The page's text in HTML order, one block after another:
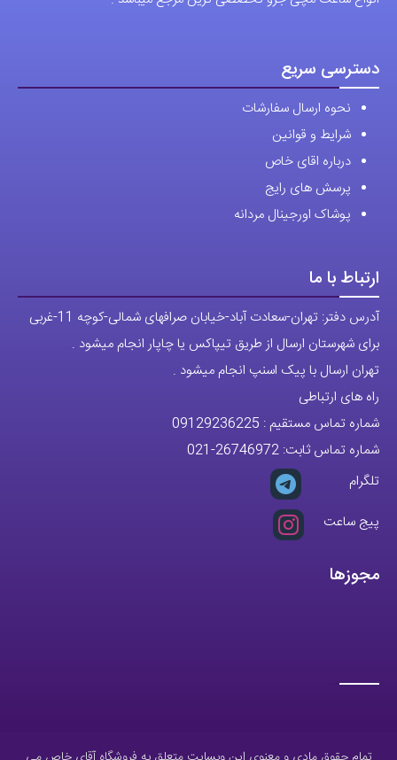
دسترسی سریع
نحوه ارسال سفارشات
شرایط و قوانین
درباره اقای خاص
پرسش های رایج
پوشاک اورجینال مردانه
ارتباط با ما
آدرس دفتر: تهران-سعادت آباد-خیابان صرافهای شمالی-کوچه 11-غربی
برای شهرستان ارسال از طریق تیپاکس یا چاپار انجام میشود .
تهران ارسال با پیک اسنپ انجام میشود .
راه های ارتباطی
شماره تماس مستقیم : 09129236225
شماره تماس ثابت: 26746972
-021
تلگرام
پیج ساعت
مجوزها